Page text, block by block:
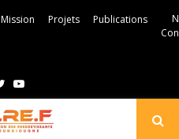
Mission Projets Publications
w
i
Y
o
u